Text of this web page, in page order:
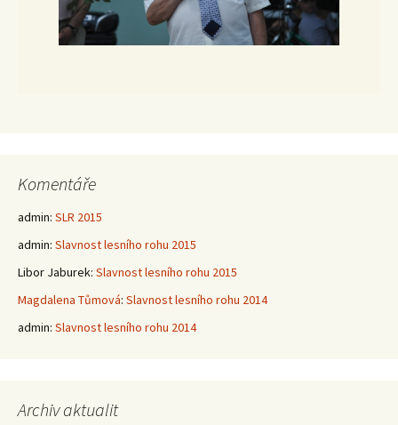
Komentáře
admin: SLR 2015
admin: Slavnost lesního rohu 2015
Libor Jaburek: Slavnost lesního rohu 2015
Magdalena Tůmová: Slavnost lesního rohu 2014
admin: Slavnost lesního rohu 2014
Archiv aktualit